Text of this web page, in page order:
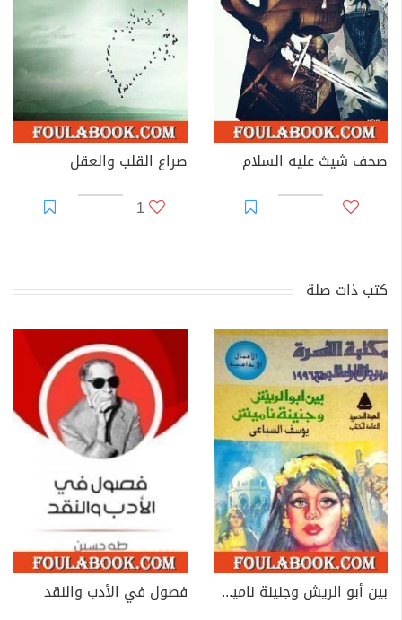
صحف شيث عليه السلام
صراع القلب والعقل
1
كتب ذات صلة
بين أبو الريش وجنينة ناميش
فصول في الأدب والنقد